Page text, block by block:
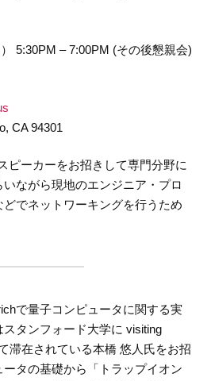
5:30PM – 7:00PM (その後懇親会)
CA 94301
ピーカーをお招きして専門分野に
ながら現地のエンジニア・プロ
でネットワーキングを行うため
で量子コンピュータに関する実
タンフォード大学に visiting
滞在されている本橋 悠人氏をお招
タの基礎から「トラップイオン